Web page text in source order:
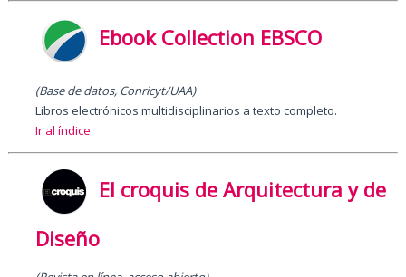
Ebook Collection EBSCO
(Base de datos, Conricyt/UAA)
Libros electrónicos multidisciplinarios a texto completo.
Ir al índice
El croquis de Arquitectura y de
Diseño